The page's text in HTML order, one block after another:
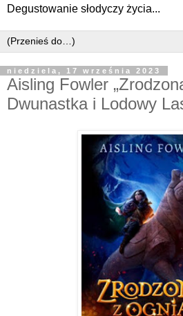
Degustowanie słodyczy życia...
niedziela, 17 września 2023
Aisling Fowler
Dwunastka i Lodowy